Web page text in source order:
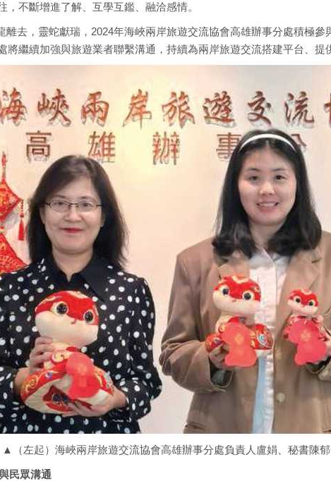
不斷增進了解、互學互鑑、融洽感情。
離去，靈蛇獻瑞，2024年海峽兩岸旅遊交流協會高雄辦事分處積極
將繼續加強與旅遊業者聯繫溝通，持續為兩岸旅遊交流搭建平台、提
▲（左起）海峽兩岸旅遊交流協會高雄辦事分處負責人盧娟、秘書陳郁
民眾溝通